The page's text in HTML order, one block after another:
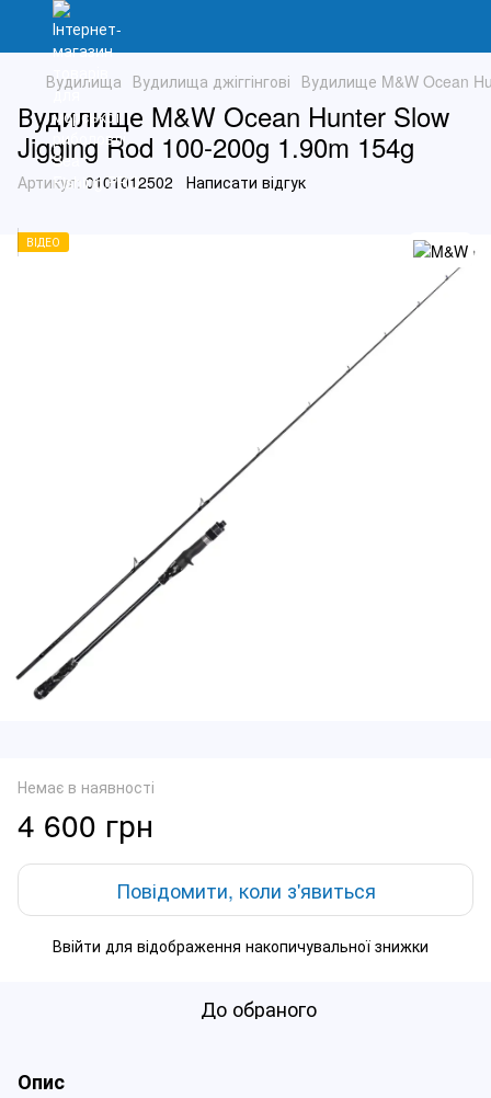
Вудилища Вудилища джіггінгові Вудилище M&W Ocean
Вудилище M&W Ocean Hunter Slow
Jigging Rod 100-200g 1.90m 154g
Артикул: 0101012502 Написати відгук
ВІДЕО
Немає в наявності
4 600 грн
Повідомити, коли з'явиться
Ввійти для відображення накопичувальної знижки
До обраного
Опис